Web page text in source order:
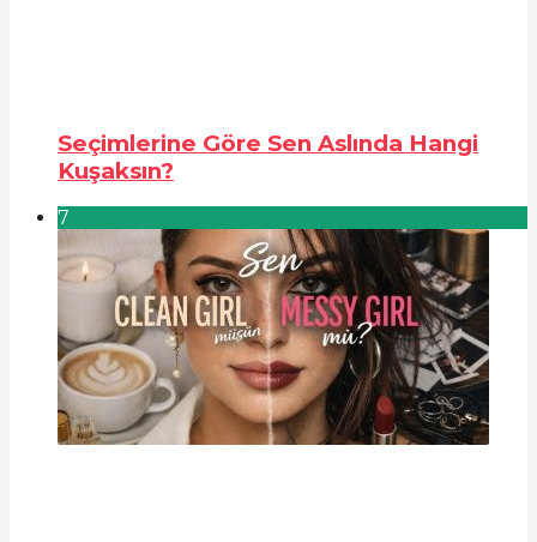
Seçimlerine Göre Sen Aslında Hangi
Kuşaksın?
7